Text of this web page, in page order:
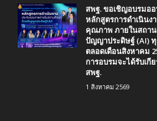
สพฐ. ขอเชิญอบรมอ
หลักสูตรการดำเนินง
คุณภาพ ภายในสถา
ปัญญาประดิษฐ์ (AI) ทุ
ตลอดเดือนสิงหาคม
การอบรมจะได้รับเกี
สพฐ.
1 สิงหาคม 2569